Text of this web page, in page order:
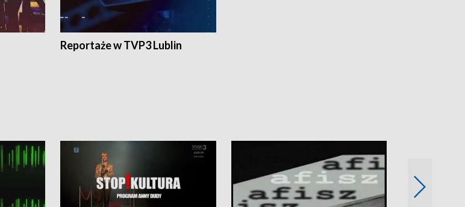
Reportaże w TVP3 Lublin